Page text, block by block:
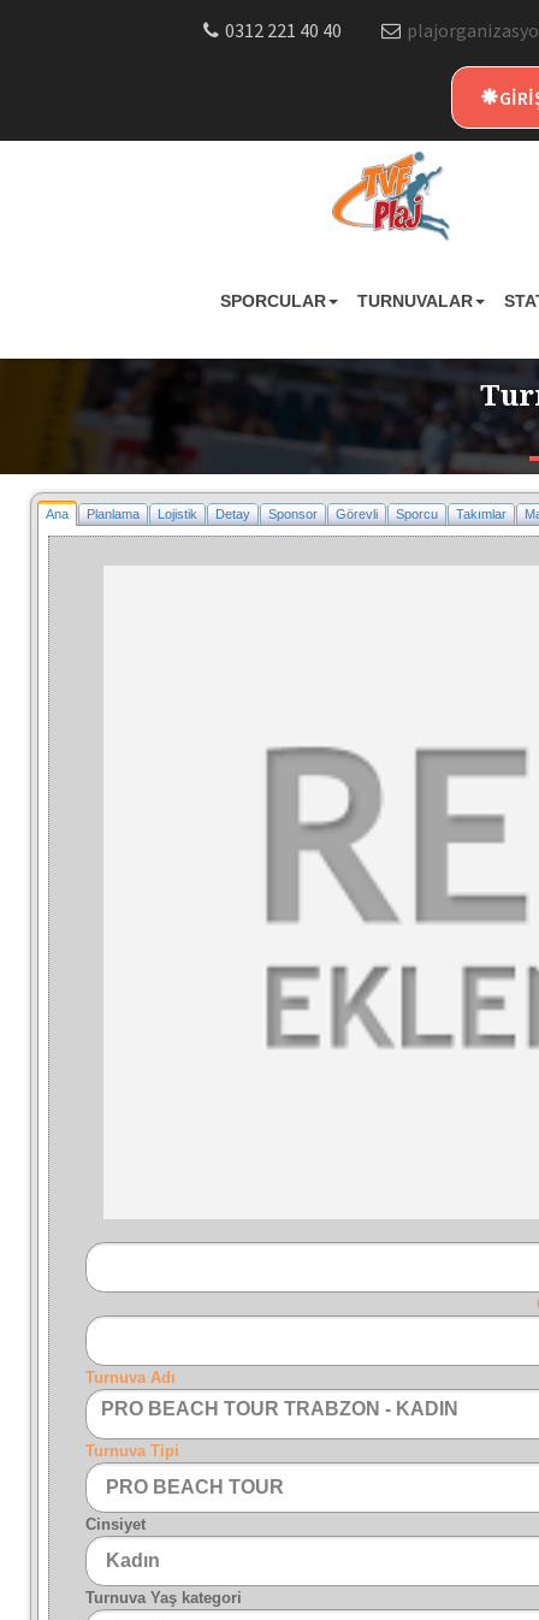
0312 221 40 40
SPORCULAR TURNUVALAR
Ana Planlama Lojistik Detay Sponsor Görevli Sporcu Takımlar
Turnuva Adı
PRO BEACH TOUR TRABZON - KADIN
Turnuva Tipi
Cinsiyet
Turnuva Yaş kategori